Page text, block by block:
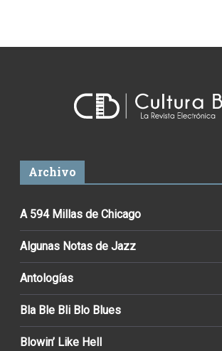
Archivo
A 594 Millas de Chicago
Algunas Notas de Jazz
Antologías
Bla Ble Bli Blo Blues
Blowin’ Like Hell